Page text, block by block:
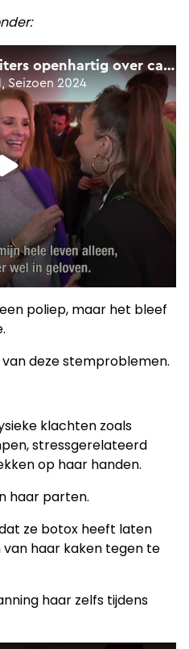
poliep, maar het bleef
deze stemproblemen.
klachten zoals
stressgerelateerd
op haar handen.
haar parten.
ze botox heeft laten
haar kaken tegen te
haar zelfs tijdens